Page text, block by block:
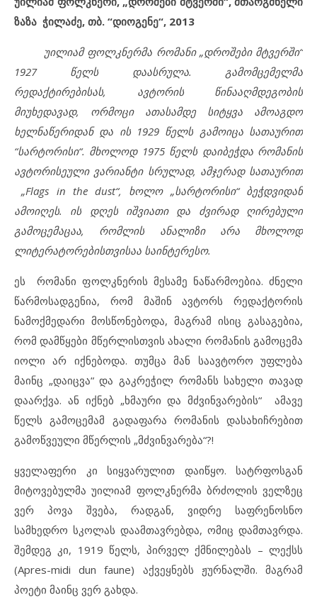
ზაზა ჭილაძე, თბ. “დიოგენე“, 2013
უილიამ ფოლკნერმა რომანი „დროშები მტვერში“
1927 წელს დაასრულა. გამომცემელმა
რედაქტირებისას, ავტორის წინააღმდეგობის
მიუხედავად, ორმოცი ათასამდე სიტყვა ამოაგდო
ხელნაწერიდან და ის 1929 წელს გამოიცა სათაურით
“სარტორისი“. მხოლოდ 1975 წელს დაიბეჭდა რომანის
ავტორისეული ვარიანტი სრულად, ამჯერად სათაურით
„Flags in the dust“, ხოლო „სარტორისი“ ბეჭდვიდან
ამოიღეს. ის დღეს იშვიათი და ძვირად ღირებული
გამოცემაცაა, რომლის ანალიზი არა მხოლოდ
ლიტერატორებისთვისაა საინტერესო.
ეს რომანი ფოლკნერის მესამე ნაწარმოებია. ძნელი
წარმოსადგენია, რომ მაშინ ავტორს რედაქტორის
ნამოქმედარი მოსწონებოდა, მაგრამ ისიც გასაგებია,
რომ დამწყები მწერლისთვის ახალი რომანის გამოცემა
იოლი არ იქნებოდა. თუმცა მან საავტორო უფლება
მაინც „დაიცვა“ და გაკრეჭილ რომანს სახელი თავად
დაარქვა. ან იქნებ „ხმაური და მძვინვარების“ ამავე
წელს გამოცემამ გადაფარა რომანის დასახიჩრებით
გამოწვეული მწერლის „მძვინვარება“?!
ყველაფერი კი სიყვარულით დაიწყო. სატრფოსგან
მიტოვებულმა უილიამ ფოლკნერმა ბრძოლის ველზეც
ვერ პოვა შვება, რადგან, ვიდრე საფრენოსნო
სამხედრო სკოლას დაამთავრებდა, ომიც დამთავრდა.
შემდეგ კი, 1919 წელს, პირველ ქმნილებას – ლექსს
(Apres-midi dun faune) აქვეყნებს ჟურნალში. მაგრამ
პოეტი მაინც ვერ გახდა.